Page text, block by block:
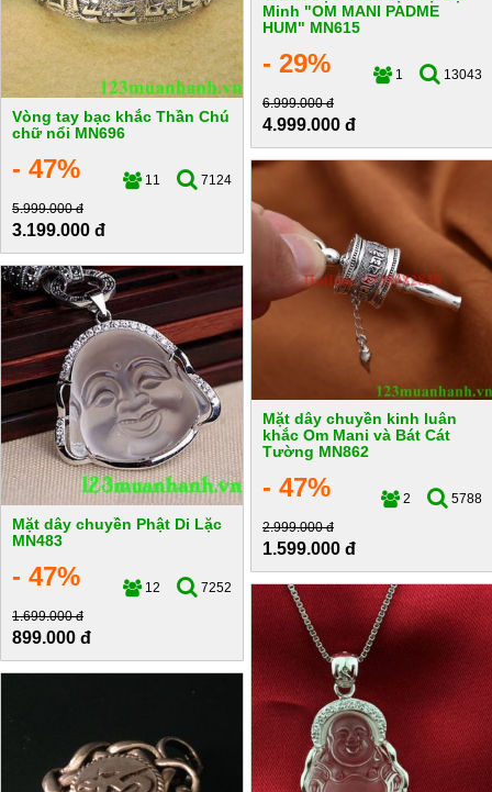
Minh "OM MANI PADME
HUM" MN615
- 29% 1
13043
6.999.000 đ
4.999.000 đ
Vòng tay bạc khắc Thần Chú
chữ nổi MN696
- 47% 11
7124
5.999.000 đ
3.199.000 đ
Mặt dây chuyền kinh luân
khắc Om Mani và Bát Cát
Tường MN862
- 47% 2
5788
2.999.000 đ
1.599.000 đ
Mặt dây chuyền Phật Di Lặc
MN483
- 47% 12
7252
1.699.000 đ
899.000 đ